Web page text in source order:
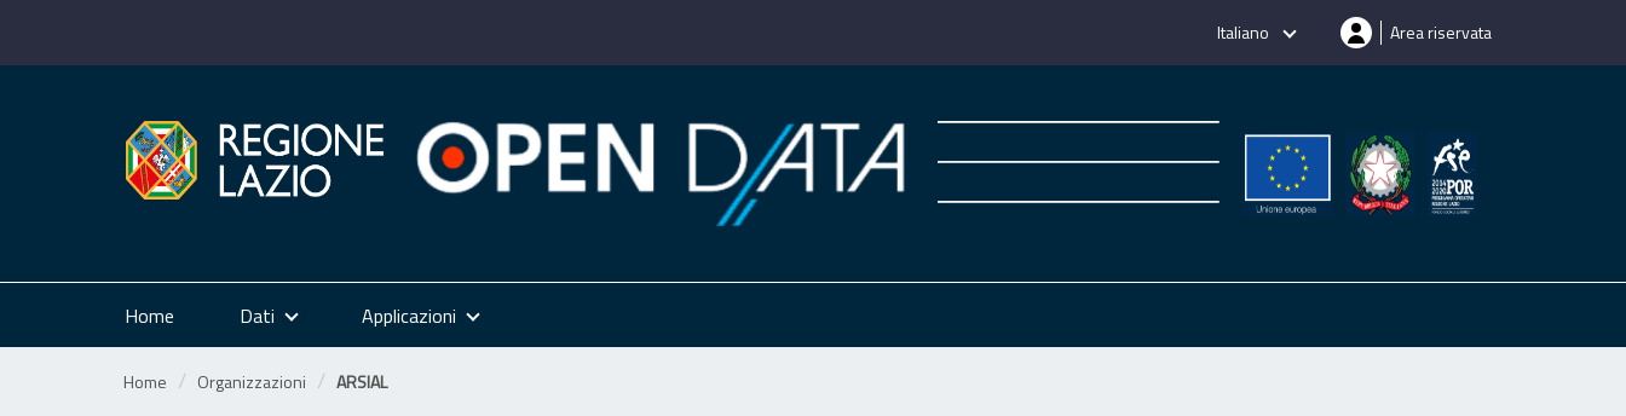
Italiano Area riservata
Home Dati Applicazioni
Home Organizzazioni ARSIAL